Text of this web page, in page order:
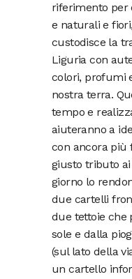
riferimento per
e naturali e
custodisce la
Liguria con
colori, profumi
nostra terra.
tempo e
aiuteranno a
con ancora più
giusto tributo
giorno lo
due cartelli
due tettoie che
sole e dalla
(sul lato della
un cartello